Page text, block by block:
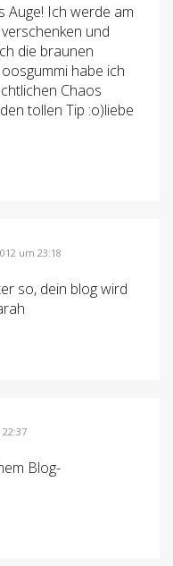
Auge! Ich werde am
und
die braunen
habe ich
Chaos
tollen Tip :o)liebe
um 23:18
so, dein blog wird
Blog-